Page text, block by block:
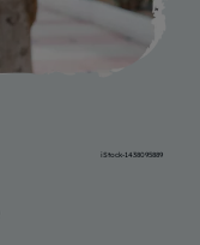
iStock-1438095889